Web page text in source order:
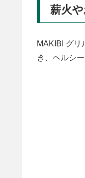
薪火
MAKIBI グ
き、ヘルシ